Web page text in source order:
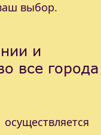
выбор.
и
все города